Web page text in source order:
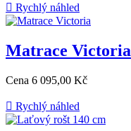
 Rychlý náhled
Matrace Victoria
Cena 6 095,00 Kč
 Rychlý náhled